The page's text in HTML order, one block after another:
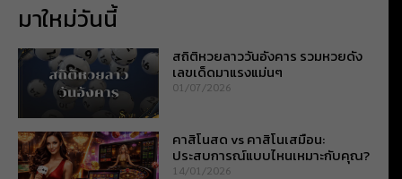
มาใหม่วันนี้
สถิติหวยลาววันอังคาร รวมหวยดัง
เลขเด็ดมาแรงแม่นๆ
01/07/2026
คาสิโนสด vs คาสิโนเสมือน:
ประสบการณ์แบบไหนเหมาะกับคุณ?
14/01/2026